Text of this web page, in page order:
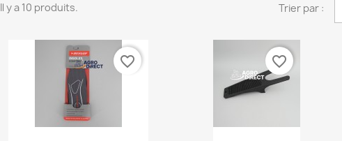
Il y a 10 produits. Trier par :
favorite_border favorite_border